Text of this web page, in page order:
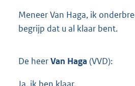
Meneer Van Haga, ik
begrijp dat u al klaar bent.
De heerVan Haga (VVD):